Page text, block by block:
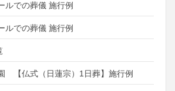
ルでの葬儀 施行例
ルでの葬儀 施行例
【仏式（日蓮宗）1日葬】施行例